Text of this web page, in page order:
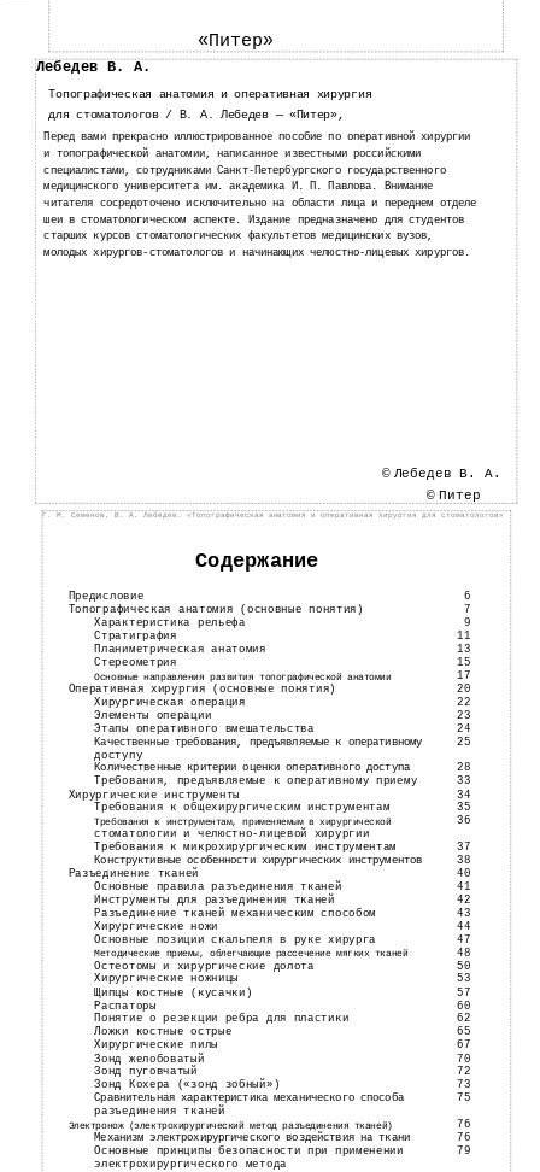
«Питер»
Лебедев В. А.
Топографическая анатомия и оперативная хирургия
для стоматологов / В. А. Лебедев — «Питер»,
Перед вами прекрасно иллюстрированное пособие по оперативной хирургии
и топографической анатомии, написанное известными российскими
специалистами, сотрудниками Санкт-Петербургского государственного
медицинского университета им. академика И. П. Павлова. Внимание
читателя сосредоточено исключительно на области лица и переднем отделе
шеи в стоматологическом аспекте. Издание предназначено для студентов
старших курсов стоматологических факультетов медицинских вузов,
молодых хирургов-стоматологов и начинающих челюстно-лицевых хирургов.
© Лебедев В. А.
© Питер
Г. М. Семенов, В. А. Лебедев. «Топографическая анатомия и оперативная хирургия для стоматологов»
Содержание
Предисловие 6
Топографическая анатомия (основные понятия)
7
Характеристика рельефа
9
Стратиграфия
11
Планиметрическая анатомия
13
Стереометрия
15
Основные направления развития топографической анатомии
17
Оперативная хирургия (основные понятия)
20
Хирургическая операция
22
Элементы операции
23
Этапы оперативного вмешательства
24
Качественные требования, предъявляемые к оперативному
25
доступу
Количественные критерии оценки оперативного доступа
28
Требования, предъявляемые к оперативному приему
33
Хирургические инструменты
34
Требования к общехирургическим инструментам
35
Требования к инструментам, применяемым в хирургической
36
стоматологии и челюстно-лицевой хирургии
Требования к микрохирургическим инструментам
37
Конструктивные особенности хирургических инструментов
38
Разъединение тканей
40
Основные правила разъединения тканей
41
Инструменты для разъединения тканей 42
Разъединение тканей механическим способом
43
Хирургические ножи
44
Основные позиции скальпеля в руке хирурга
47
Методические приемы, облегчающие рассечение мягких тканей
48
Остеотомы и хирургические долота
50
Хирургические ножницы 53
Щипцы костные (кусачки) 57
Распаторы
60
Понятие о резекции ребра для пластики
62
Ложки костные острые 65
Хирургические пилы 67
Зонд желобоватый
70
Зонд пуговчатый
72
Зонд Кохера («зонд зобный») 73
Сравнительная характеристика механического способа
75
разъединения тканей
Электронож (электрохирургический метод разъединения тканей) 76
Механизм электрохирургического воздействия на ткани 76
Основные принципы безопасности при применении 79
электрохирургического метода